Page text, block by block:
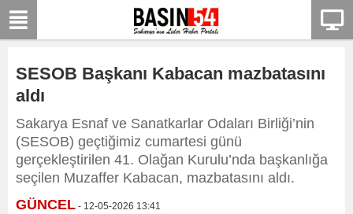
SESOB Başkanı Kabacan mazbatasını
aldı
Sakarya Esnaf ve Sanatkarlar Odaları Birliği’nin
(SESOB) geçtiğimiz cumartesi günü
gerçekleştirilen 41. Olağan Kurulu’nda başkanlığa
seçilen Muzaffer Kabacan, mazbatasını aldı.
GÜNCEL - 12-05-2026 13:41